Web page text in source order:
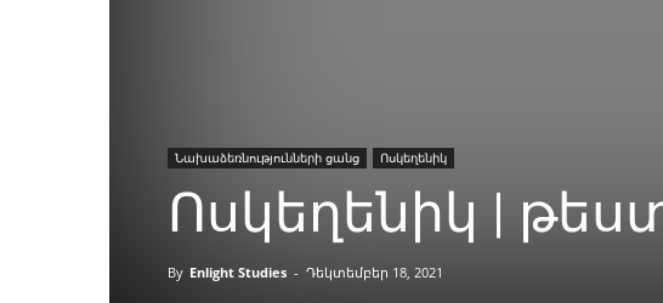
Նախաձեռնությունների ցանց Ոսկեղենիկ
Ոսկեղենիկ |
By Enlight Studies - Դեկտեմբեր 18, 2021